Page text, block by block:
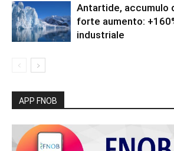
Antartide, accumulo
forte aumento:
industriale
APP FNOB